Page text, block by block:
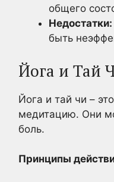
общего
Недостатки:
быть
Йога и Тай
Йога и тай чи –
медитацию. Они
боль.
Принципы